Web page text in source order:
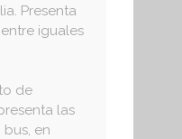
Presenta
iguales
de
las
bus, en